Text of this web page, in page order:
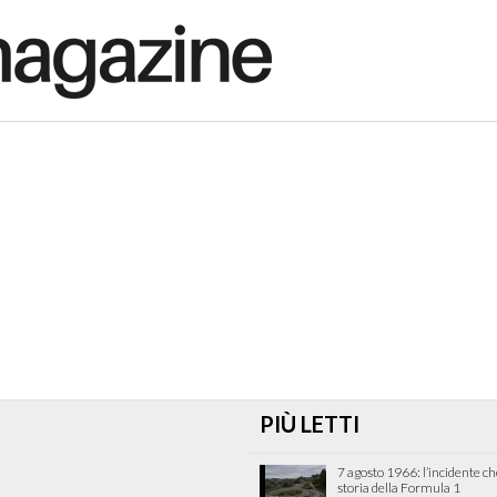
PIÙ LETTI
7 agosto 1966: l’incidente
storia della Formula 1